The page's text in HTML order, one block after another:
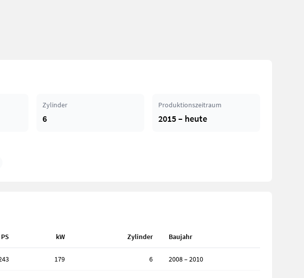
Zylinder
6
Produktionszeitraum
2015 – heute
PS kW Zylinder Baujahr
179 6 2008 – 2010